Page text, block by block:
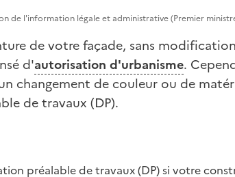
de l'information légale et administrative (Premier
de votre façade, sans
d'autorisation d'urbanisme.
changement de couleur ou de
de travaux (DP).
préalable de travaux (DP)si votre